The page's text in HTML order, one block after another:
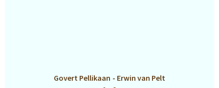
Govert Pellikaan - Erwin van Pelt